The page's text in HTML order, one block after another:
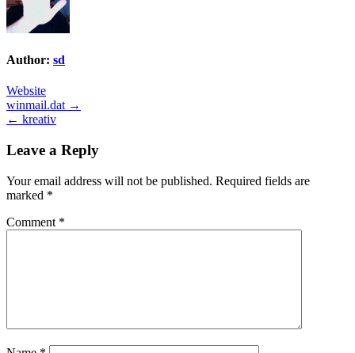
Author: sd
Website
Post
navigation
winmail.dat →
← kreativ
Leave a Reply
Your email address will not be published. Required fields are
marked *
Comment *